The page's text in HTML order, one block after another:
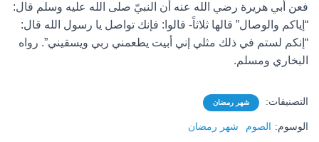
فعن أبي هريرة رضي الله عنه أن النبيّ صلى الله عليه وسلم قال:
“إياكم والوصال” قالها ثلاثاً- قالوا: فإنك تواصل يا رسول الله قال:
“إنكم لستم في ذلك مثلي إني أبيت يطعمني ربي ويسقيني”. رواه
البخاري ومسلم.
التصنيفات: شهر رمضان
الوسوم: الصوم شهر رمضان